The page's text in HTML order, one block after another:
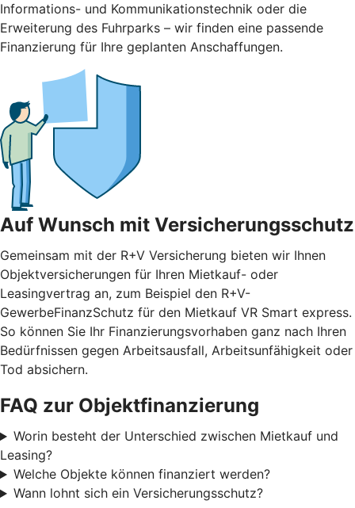
Informations- und Kommunikationstechnik oder die
Erweiterung des Fuhrparks – wir finden eine passende
Finanzierung für Ihre geplanten Anschaffungen.
Auf Wunsch mit Versicherungsschutz
Gemeinsam mit der R+V Versicherung bieten wir Ihnen
Objektversicherungen für Ihren Mietkauf- oder
Leasingvertrag an, zum Beispiel den R+V-
GewerbeFinanzSchutz für den Mietkauf VR Smart express.
So können Sie Ihr Finanzierungsvorhaben ganz nach Ihren
Bedürfnissen gegen Arbeitsausfall, Arbeitsunfähigkeit oder
Tod absichern.
FAQ zur Objektfinanzierung
Worin besteht der Unterschied zwischen Mietkauf und
Leasing?
Welche Objekte können finanziert werden?
Wann lohnt sich ein Versicherungsschutz?